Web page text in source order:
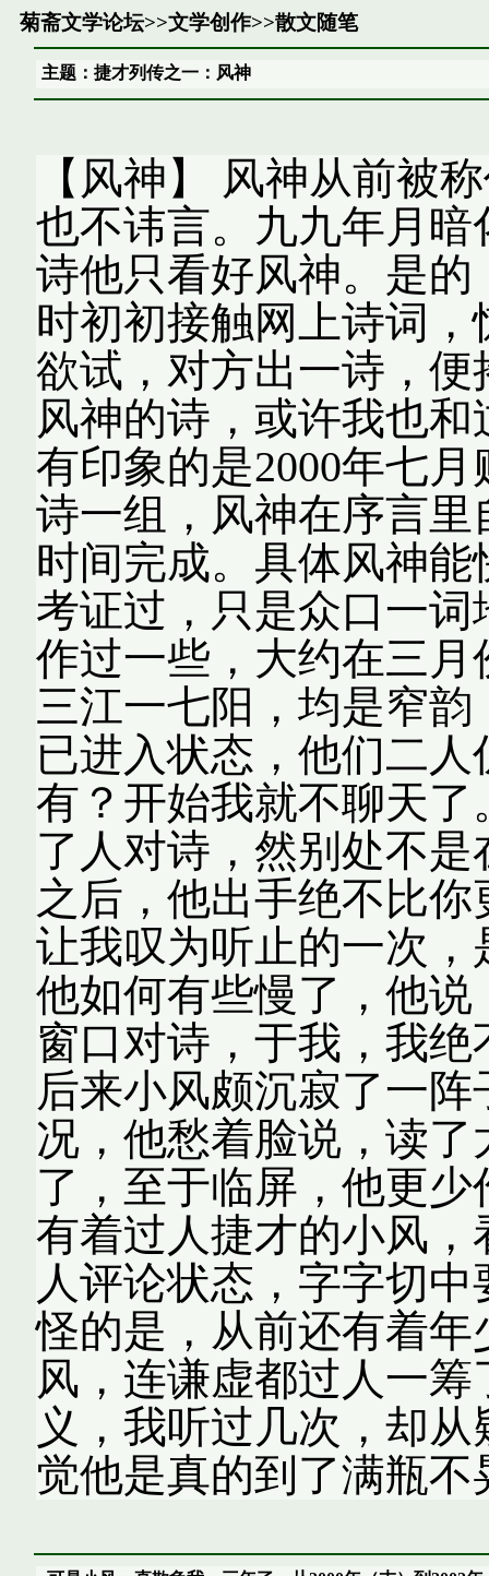
菊斋文学论坛>>文学创作>>散文随笔
主题：捷才列传之一：风神
【风神】 风神从前被
也不讳言。九九年月
诗他只看好风神。是
时初初接触网上诗词
欲试，对方出一诗，
风神的诗，或许我也
有印象的是2000年七
诗一组，风神在序言
时间完成。具体风神
考证过，只是众口一
作过一些，大约在三
三江一七阳，均是窄
已进入状态，他们二
有？开始我就不聊天
了人对诗，然别处不
之后，他出手绝不比
让我叹为听止的一次
他如何有些慢了，他
窗口对诗，于我，我
后来小风颇沉寂了一
况，他愁着脸说，读
了，至于临屏，他更
有着过人捷才的小风
人评论状态，字字切
怪的是，从前还有着
风，连谦虚都过人一
义，我听过几次，却
觉他是真的到了满瓶不